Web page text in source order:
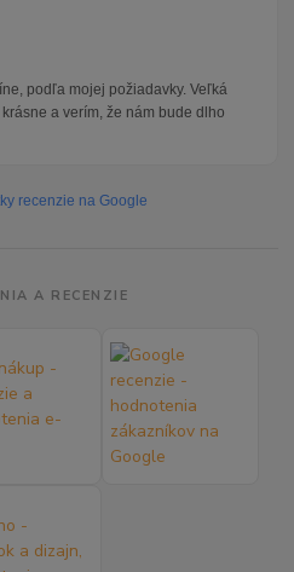
podľa mojej požiadavky. Veľká
a verím, že nám bude dlho
recenzie na Google
A RECENZIE